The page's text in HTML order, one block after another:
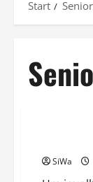
Start
SiWa